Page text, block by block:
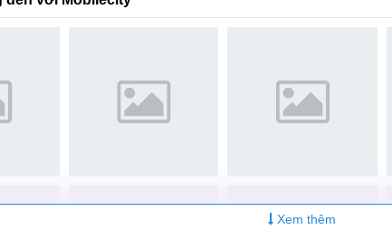
vụ liên quan:
kính lưng, nắp lưng Oppo A72 tại Mobilecity
Xem thêm chi tiết bài viết